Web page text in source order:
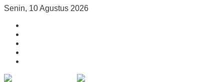
Senin, 10 Agustus 2026